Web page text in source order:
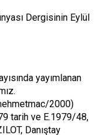
Dergisinin Eylül
yayımlanan
2000)
tarih ve E.1979/48,
Danıştay